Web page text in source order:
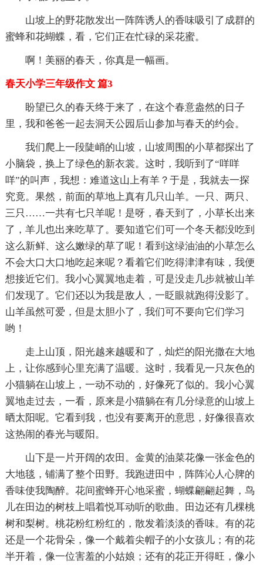
山坡上的野花散发出一阵阵诱人的香味吸引了成群的
蜜蜂和花蝴蝶，看，它们正在忙碌的采花蜜。
啊！美丽的春天，你真是一幅画。
春天小学三年级作文 篇3
盼望已久的春天终于来了，在这个春意盎然的日子
里，我和爸爸一起去洞天公园后山参加与春天的约会。
我们爬上一段陡峭的山坡，山坡周围的小草都探出了
小脑袋，换上了绿色的新衣裳。这时，我听到了“咩咩
咩”的叫声，我想：难道这山上有羊？于是，我就去一探
究竟。果然，前面的草地上真有几只山羊。一只、两只、
三只……一共有七只羊呢！是呀，春天到了，小草长出来
了，羊儿也出来吃草了。要知道它们可一个冬天都没吃到
这么新鲜、这么嫩绿的草了呢！看到这绿油油的小草怎么
不会大口大口地吃起来呢？看着它们吃得津津有味，我便
想接近它们。我小心翼翼地走着，可是没走几步就被山羊
们发现了。它们还以为我是敌人，一眨眼就跑得没影了。
山羊虽然可爱，但是太胆小了，我们可不要向它们学习
哟！
走上山顶，阳光越来越暖和了，灿烂的阳光撒在大地
上，让你感到心里充满了温暖。这时，我看见一只灰色的
小猫躺在山坡上，一动不动的，好像死了似的。我小心翼
翼地走过去，一看，原来是小猫躺在有几分绿意的山坡上
晒太阳呢。它看到我，也没有要离开的意思，好像很喜欢
这热闹的春光与暖阳。
山下是一片开阔的农田。金黄的油菜花像一张金色的
大地毯，铺满了整个田野。我跑进田中，阵阵沁人心脾的
香味使我陶醉。花间蜜蜂开心地采蜜，蝴蝶翩翩起舞，鸟
儿在田边的树枝上唱着悦耳动听的歌曲。田边还有几棵桃
树和梨树。桃花粉红粉红的，散发着淡淡的香味。有的花
还是一个花骨朵，像一个戴着尖帽子的小女孩儿；有的花
半开着，像一位害羞的小姑娘；还有的花正开得旺，像小